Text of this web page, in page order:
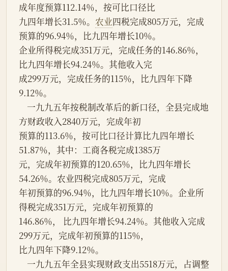
成年度预算112.14％，按可比口径比
九四年增长31.5％。 农业四税完成805万元，完成
预算的96.94％，比九四年增长10％。
企业所得税完成351万元，完成任务的146.86％，
比九四年增长94.24％。其他收入完
成299万元，完成任务的115％，比九四年下降
9.12％。
方财政收入2840万元，完成年初
预算的113.6％，按可比口径计算比九四年增长
51.87％，其中：工商各税完成1385万
元，完成年初预算的120.65％，比九四年增长
54.26％。农业四税完成805万元，完成
年初预算的96.94％，比九四年增长10％。企业所
得税完成351万元，完成年初预算的
146.86％， 比九四年增长94.24％。其他收入完成
299万元，完成年初预算的115％，
比九四年下降9.12％。